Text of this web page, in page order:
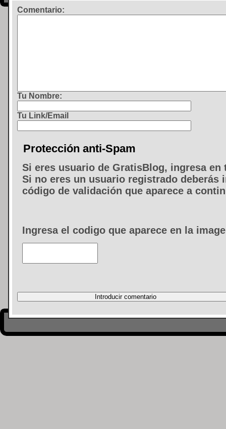
Comentario:
Tu Nombre:
Tu Link/Email
Protección anti-Spam
Si eres usuario de GratisBlog, ingresa en
Si no eres un usuario registrado deberás
código de validación que aparece a
Ingresa el codigo que aparece en la